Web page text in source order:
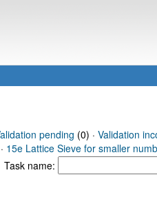
pending (0) · Validation
15e Lattice Sieve for smaller
Task name: